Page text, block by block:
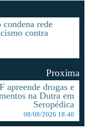
rede
contra
Proxima
apreende drogas e
na Dutra em
Seropédica
08/08/2026 18:40